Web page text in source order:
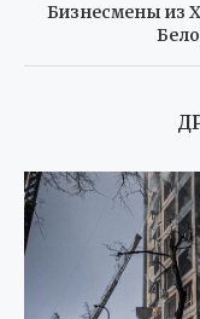
Бизнесмены из